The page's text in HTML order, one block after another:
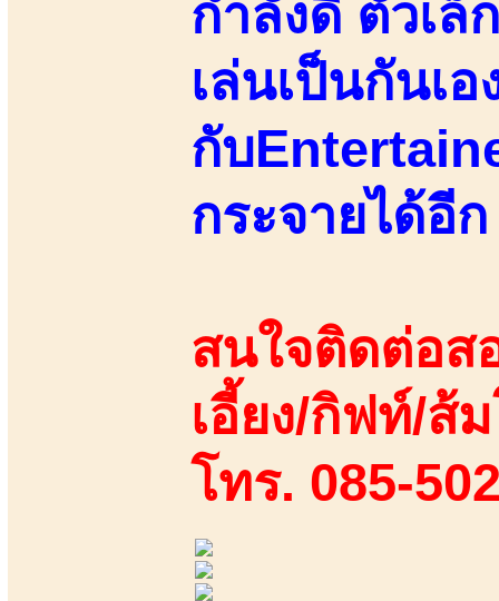
กำลังดี ตัวเล็
เล่นเป็นกันเอ
กับ
กระจายได้อีก
สนใจติดต่อส
เอี้ยง/กิฟท์/ส้
โทร. 085-